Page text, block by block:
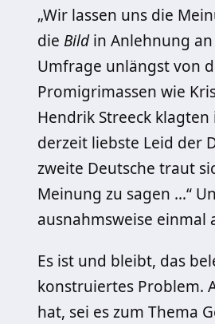
„Wir lassen uns die
die Bildin Anlehnung an
Umfrage unlängst von
Promigrimassen wie
Hendrik Streeck
derzeit liebste Leid der
zweite Deutsche traut
Meinung zu sagen …“
ausnahmsweise einmal
Es ist und bleibt, das
konstruiertes Problem.
hat, sei es zum Thema